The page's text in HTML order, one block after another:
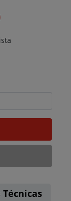
Técnicas